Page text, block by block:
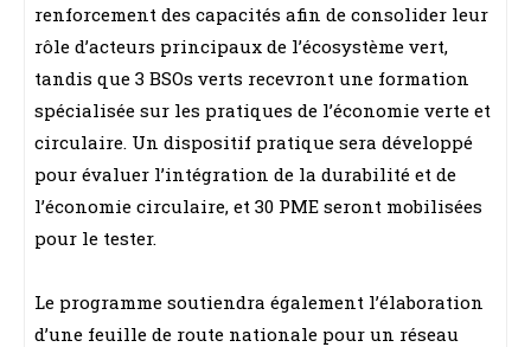
renforcement des capacités afin de consolider leur
rôle d’acteurs principaux de l’écosystème vert,
tandis que 3 BSOs verts recevront une formation
spécialisée sur les pratiques de l’économie verte et
circulaire. Un dispositif pratique sera développé
pour évaluer l’intégration de la durabilité et de
l’économie circulaire, et 30 PME seront mobilisées
pour le tester.
Le programme soutiendra également l’élaboration
d’une feuille de route nationale pour un réseau